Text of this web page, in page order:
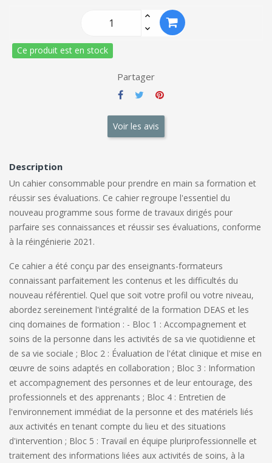
Ce produit est en stock
Partager
Voir les avis
Description
Un cahier consommable pour prendre en main sa formation et
réussir ses évaluations. Ce cahier regroupe l'essentiel du
nouveau programme sous forme de travaux dirigés pour
parfaire ses connaissances et réussir ses évaluations, conforme
à la réingénierie 2021.
Ce cahier a été conçu par des enseignants-formateurs
connaissant parfaitement les contenus et les difficultés du
nouveau référentiel. Quel que soit votre profil ou votre niveau,
abordez sereinement l'intégralité de la formation DEAS et les
cinq domaines de formation : - Bloc 1 : Accompagnement et
soins de la personne dans les activités de sa vie quotidienne et
de sa vie sociale ; Bloc 2 : Évaluation de l'état clinique et mise en
œuvre de soins adaptés en collaboration ; Bloc 3 : Information
et accompagnement des personnes et de leur entourage, des
professionnels et des apprenants ; Bloc 4 : Entretien de
l'environnement immédiat de la personne et des matériels liés
aux activités en tenant compte du lieu et des situations
d'intervention ; Bloc 5 : Travail en équipe pluriprofessionnelle et
traitement des informations liées aux activités de soins, à la